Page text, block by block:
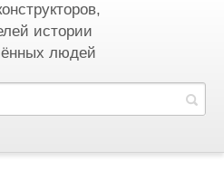
истории
людей